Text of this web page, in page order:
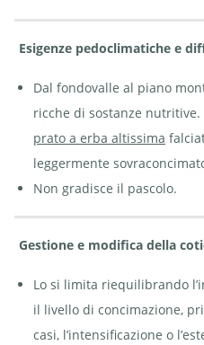
Esigenze pedoclimatiche e
Dal fondovalle al piano
ricche di sostanze
prato a erba altissima
leggermente
Non gradisce il pascolo.
Gestione e modifica della
Lo si limita riequilibrando
il livello di concimazione,
casi, l’intensificazione o